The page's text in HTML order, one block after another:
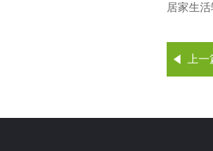
居家生
上